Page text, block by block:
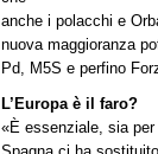
anche i polacchi e
nuova maggioranza
Pd, M5S e perfino
L’Europa è il faro?
«È essenziale, sia